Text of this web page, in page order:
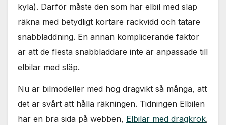
kyla). Därför måste den som har elbil med släp
räkna med betydligt kortare räckvidd och tätare
snabbladdning. En annan komplicerande faktor
är att de flesta snabbladdare inte är anpassade till
elbilar med släp.
Nu är bilmodeller med hög dragvikt så många, att
det är svårt att hålla räkningen. Tidningen Elbilen
har en bra sida på webben, Elbilar med dragkrok,
taget ska
Statistik
hemsidans
funktionalitet
uppbyggnad,